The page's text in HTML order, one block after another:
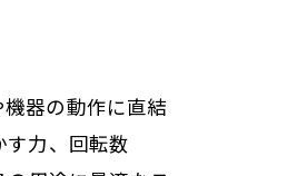
器の動作に直結
す力、回転数